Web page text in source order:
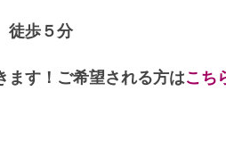
歩５分
ます！ご希望される方はこち